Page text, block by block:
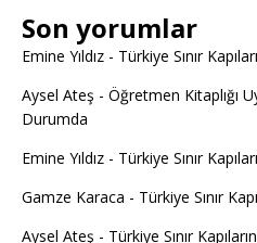
Son yorumlar
Emine Yıldız - Türkiye Sınır
Aysel Ateş - Öğretmen Kitaplığı
Durumda
Emine Yıldız - Türkiye Sınır
Gamze Karaca - Türkiye Sınır
Aysel Ateş - Türkiye Sınır